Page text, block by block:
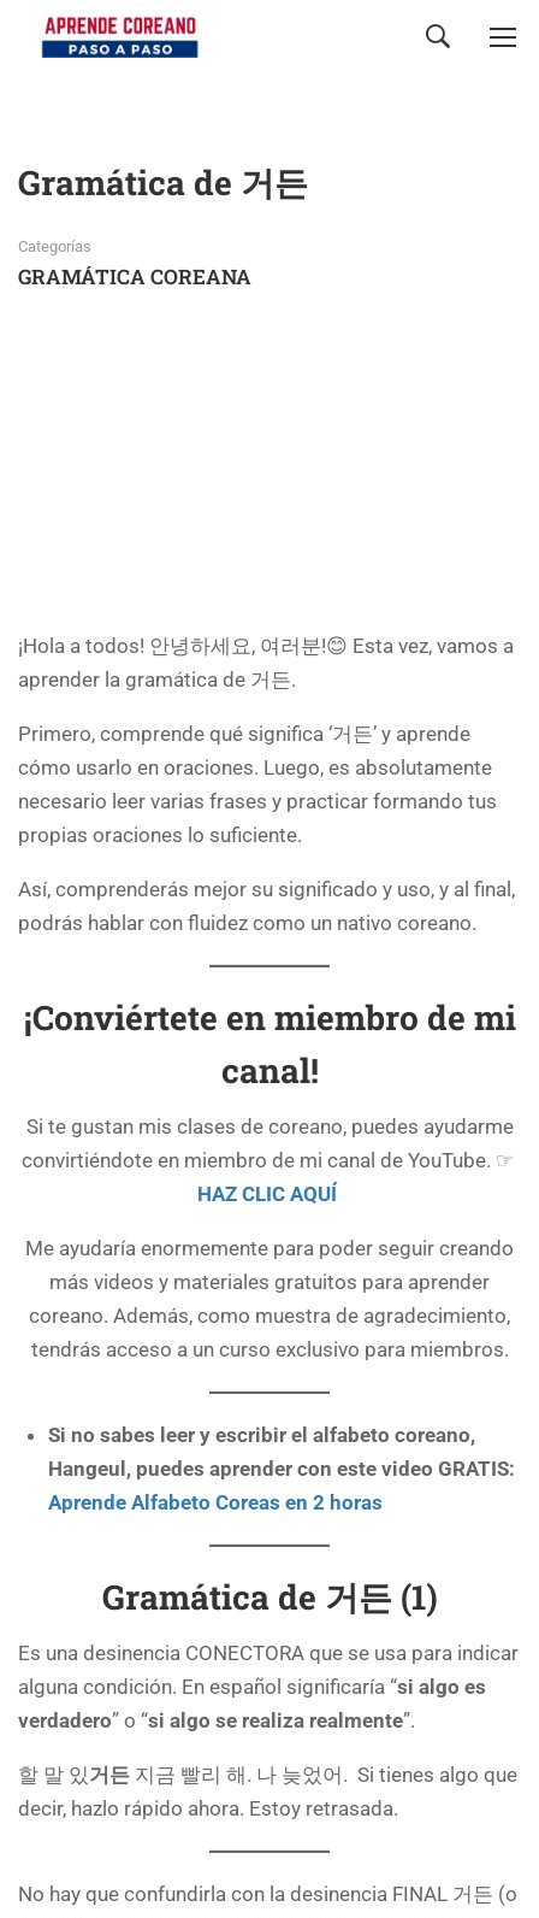
Gramática de 거든
Categorías
GRAMÁTICA COREANA
¡Hola a todos! 안녕하세요, 여러분!😊 Esta vez, vamos a
aprender la gramática de 거든.
Primero, comprende qué significa ‘거든’ y aprende
cómo usarlo en oraciones. Luego, es absolutamente
necesario leer varias frases y practicar formando tus
propias oraciones lo suficiente.
Así, comprenderás mejor su significado y uso, y al final,
podrás hablar con fluidez como un nativo coreano.
¡Conviértete en miembro de mi
canal!
Si te gustan mis clases de coreano, puedes ayudarme
convirtiéndote en miembro de mi canal de YouTube. ☞
HAZ CLIC AQUÍ
Me ayudaría enormemente para poder seguir creando
más videos y materiales gratuitos para aprender
coreano. Además, como muestra de agradecimiento,
tendrás acceso a un curso exclusivo para miembros.
Si no sabes leer y escribir el alfabeto coreano,
Hangeul, puedes aprender con este video GRATIS:
Aprende Alfabeto Coreas en 2 horas
Gramática de 거든 (1)
Es una desinencia CONECTORA que se usa para indicar
alguna condición. En español significaría “si algo es
verdadero” o “si algo se realiza realmente”.
할 말 있거든 지금 빨리 해. 나 늦었어. Si tienes algo que
decir, hazlo rápido ahora. Estoy retrasada.
No hay que confundirla con la desinencia FINAL 거든 (o